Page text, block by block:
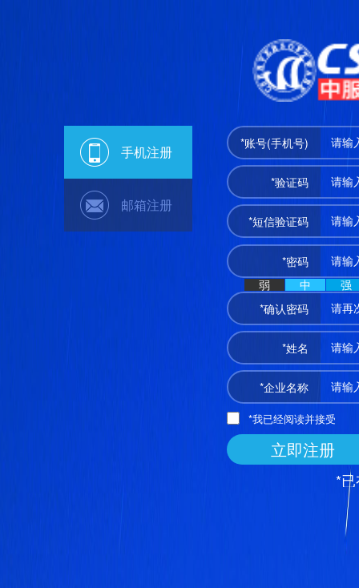
手机注册
邮箱注册
*账号(手机号)
*验证码
*短信验证码
*密码
弱
中
强
*确认密码
*姓名
*企业名称
*我已经阅读并接受
立即注册
*